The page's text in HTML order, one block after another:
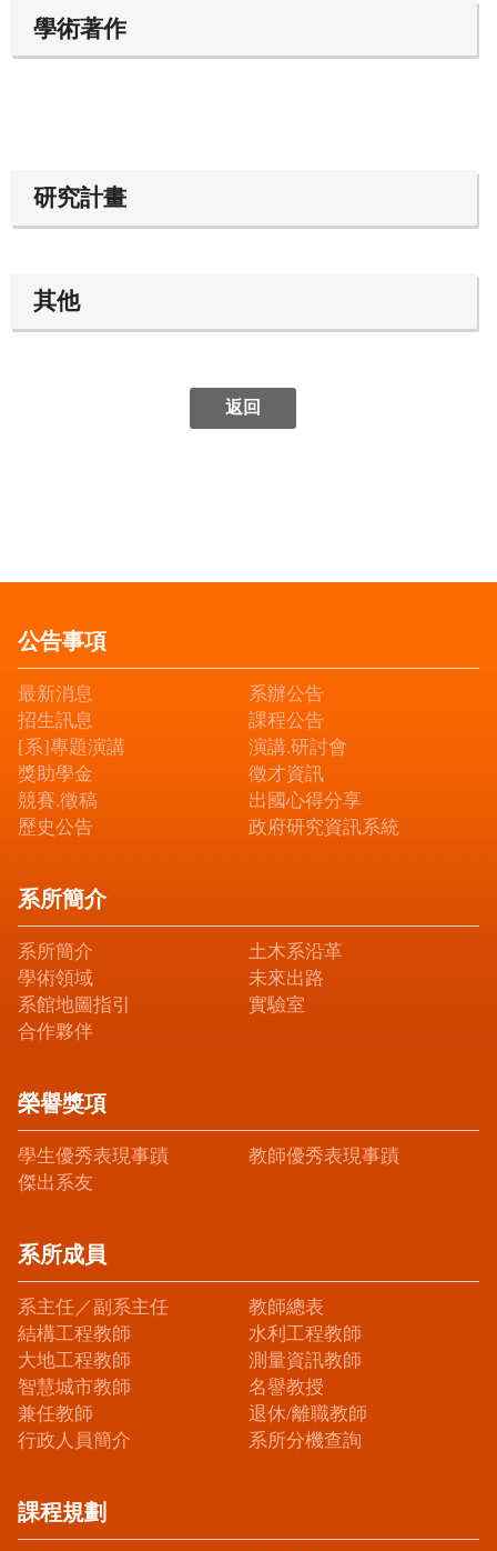
公告事項
最新消息
系辦公告
招生訊息
課程公告
[系]專題演講
演講.研討會
獎助學金
徵才資訊
競賽.徵稿
出國心得分享
歷史公告
政府研究資訊系統
系所簡介
系所簡介
土木系沿革
學術領域
未來出路
系館地圖指引
實驗室
合作夥伴
榮譽獎項
學生優秀表現事蹟
教師優秀表現事蹟
傑出系友
系所成員
系主任／副系主任
教師總表
結構工程教師
水利工程教師
大地工程教師
測量資訊教師
智慧城市教師
名譽教授
兼任教師
退休/離職教師
行政人員簡介
系所分機查詢
課程規劃